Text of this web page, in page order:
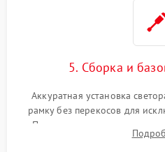
5. Сборка и
Аккуратная установка
рамку без перекосов для
Подключение внутренних
Сброс настроек и обновление